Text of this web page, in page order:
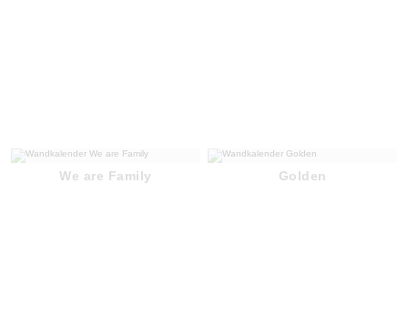
We are Family Golden